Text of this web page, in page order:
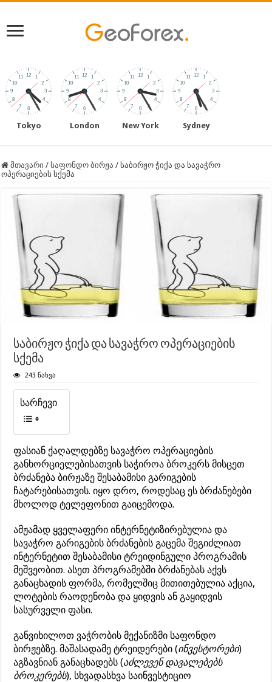
Tokyo London New York Sydney
მთავარი / საფონდო ბირჟა / საბირჟო ჭიქა და სავაჭრო
ოპერაციების სქემა
საბირჟო ჭიქა და სავაჭრო ოპერაციების
სქემა
243 ნახვა
სარჩევი
ფასიან ქაღალდებზე სავაჭრო ოპერაციების
განხორციელებისათვის საჭიროა ბროკერს მისცეთ
ბრძანება ბირჟაზე შესაბამისი გარიგების
ჩატარებისათვის. იყო დრო, როდესაც ეს ბრძანებები
მხოლოდ ტელეფონით გაიცემოდა.
ამჟამად ყველაფერი ინტერნეტიზირებულია და
სავაჭრო გარიგების ბრძანების გაცემა შეგიძლიათ
ინტერნეტით შესაბამისი ტრეიდინგული პროგრამის
მეშვეობით. ასეთ პროგრამებში ბრძანებას აქვს
განაცხადის ფორმა, რომელშიც მითითებულია აქცია,
ლოტების რაოდენობა და ყიდვის ან გაყიდვის
სასურველი ფასი.
განვიხილოთ ვაჭრობის მექანიზმი საფონდო
ბირჟებზე. მაშასადამე ტრეიდერები (ინვესტორები)
აგზავნიან განაცხადებს (აძლევენ დავალებებს
ბროკერებს), სხვადასხვა საინვესტიციო